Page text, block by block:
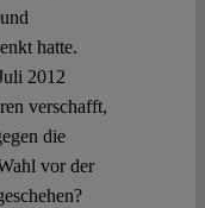
hatte.
2012
verschafft,
die
vor der